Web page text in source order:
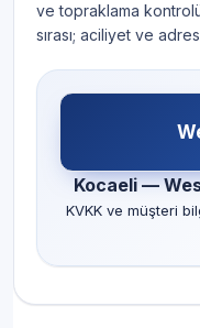
ve topraklama
sırası; aciliyet ve
Kocaeli —
KVKK ve müşteri